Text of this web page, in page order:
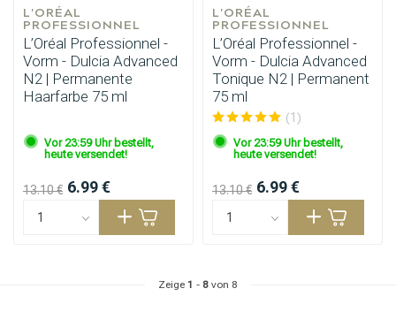
L'ORÉAL
PROFESSIONNEL
L’Oréal Professionnel -
Vorm - Dulcia Advanced
N2 | Permanente
Haarfarbe 75 ml
Vor 23:59 Uhr bestellt,
heute versendet!
13.10 € 6.99 €
L'ORÉAL
PROFESSIONNEL
L’Oréal Professionnel -
Vorm - Dulcia Advanced
Tonique N2 | Permanent
75 ml
(1)
Vor 23:59 Uhr bestellt,
heute versendet!
13.10 € 6.99 €
Zeige 1 - 8 von 8